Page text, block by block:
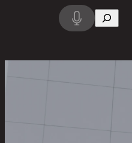
البحث